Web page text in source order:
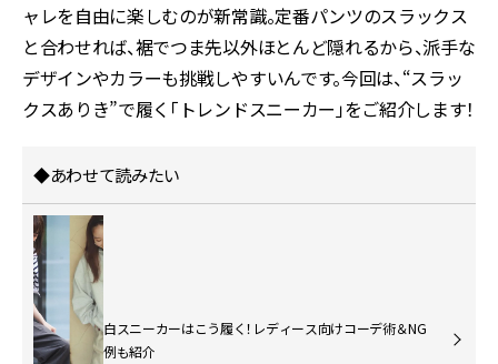
ャレを自由に楽しむのが新常識。定番パンツのスラックス
と合わせれば、裾でつま先以外ほとんど隠れるから、派手な
デザインやカラーも挑戦しやすいんです。今回は、“スラッ
クスありき”で履く「トレンドスニーカー」をご紹介します！
◆あわせて読みたい
白スニーカーはこう履く！レディース向けコーデ術＆NG
例も紹介